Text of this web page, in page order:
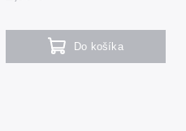
Do košíka